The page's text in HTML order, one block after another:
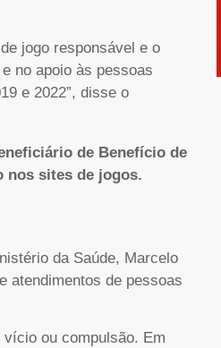
jogo responsável e o
no apoio às pessoas
e 2022”, disse o
de Benefício de
nos sites de jogos.
da Saúde, Marcelo
atendimentos de pessoas
ou compulsão. Em